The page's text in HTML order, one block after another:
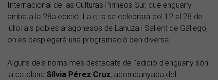
Internacional de las Culturas Pirineos Sur, que enguany
arriba a la 28a edició. La cita se celebrarà del 12 al 28 de
juliol als pobles aragonesos de Lanuza i Sallent de Gállego,
on es desplegarà una programació ben diversa.
Alguns dels noms més destacats de l'edició d'enguany són
la catalana Sílvia Pérez Cruz, acompanyada del